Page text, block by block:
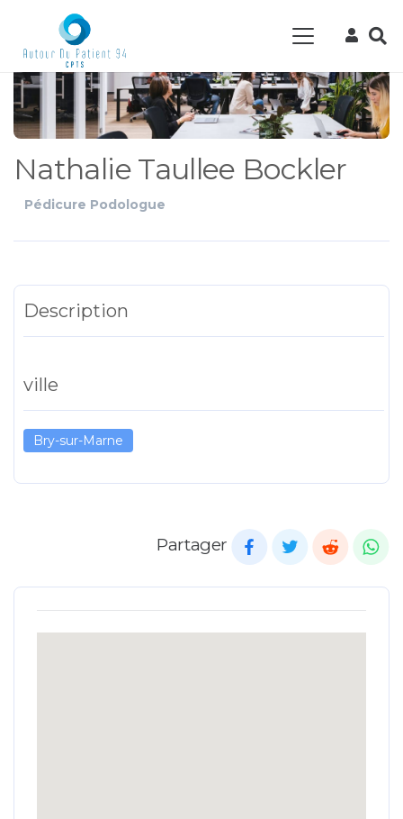
Nathalie Taullee Bockler
Pédicure Podologue
Description
ville
Bry-sur-Marne
Partager